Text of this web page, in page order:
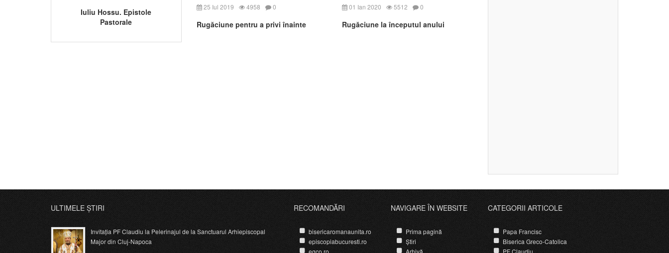
Iuliu Hossu. Epistole
Pastorale
25 Iul 2019 4958 0
Rugăciune pentru a privi înainte
01 Ian 2020 5512 0
Rugăciune la începutul anului
ULTIMELE ȘTIRI
Invitația PF Claudiu la Pelerinajul de la Sanctuarul Arhiepiscopal
Major din Cluj-Napoca
RECOMANDĂRI
bisericaromanaunita.ro
episcopiabucuresti.ro
egco.ro
NAVIGARE ÎN WEBSITE
Prima pagină
Știri
Arhivă
CATEGORII ARTICOLE
Papa Francisc
Biserica Greco-Catolica
PF Claudiu